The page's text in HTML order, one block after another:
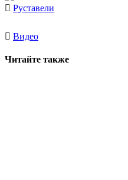
Руставели
Видео
Читайте также